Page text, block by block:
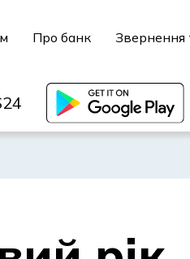
Про банк Звернення